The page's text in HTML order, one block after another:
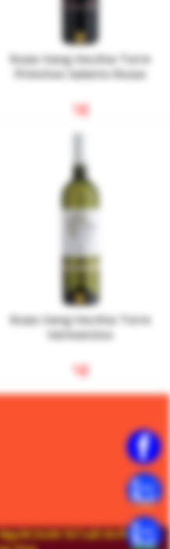
Rượu Vang Vecchia Torre
Primitivo Salento Rosso
1₫
Rượu Vang Vecchia Torre
Vermentino
1₫
Dưới 18 Tuổi Và Phụ Nữ